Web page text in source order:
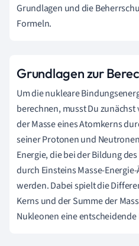
Grundlagen und die
Formeln.
Grundlagen zur
Um die nukleare
berechnen, musst Du
der Masse eines Atomkerns
seiner Protonen und
Energie, die bei der Bildung
durch Einsteins Masse-
werden. Dabei spielt die
Kerns und der Summe der
Nukleonen eine entscheidende